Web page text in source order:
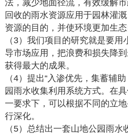
法，减少地面径流，有效缓解
回收的雨水资源应用于园林灌
资源的目的，并使环境更加生态
（3）我们项目的研究就是要
导市场应用，把浪费和损失降
获得最大的成果。
（4）提出“入渗优先，集蓄辅
园雨水收集利用系统方式。在
一要求下，可以根据不同的立
行深化。
（5）总结出一套山地公园雨水